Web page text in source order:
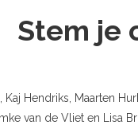
Stem je
Kaj Hendriks, Maarten
van de Vliet en Lisa